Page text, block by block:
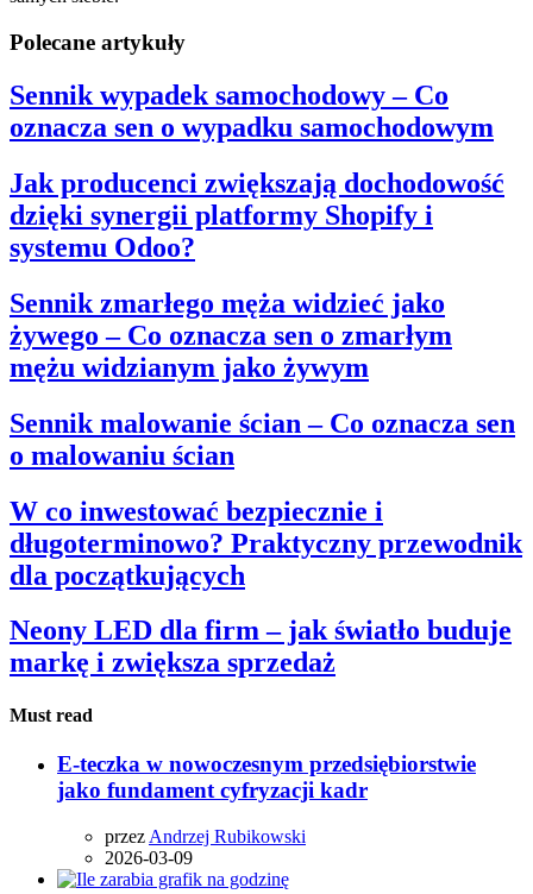
Polecane artykuły
Sennik wypadek samochodowy – Co
oznacza sen o wypadku samochodowym
Jak producenci zwiększają dochodowość
dzięki synergii platformy Shopify i
systemu Odoo?
Sennik zmarłego męża widzieć jako
żywego – Co oznacza sen o zmarłym
mężu widzianym jako żywym
Sennik malowanie ścian – Co oznacza sen
o malowaniu ścian
W co inwestować bezpiecznie i
długoterminowo? Praktyczny przewodnik
dla początkujących
Neony LED dla firm – jak światło buduje
markę i zwiększa sprzedaż
Must read
E-teczka w nowoczesnym przedsiębiorstwie
jako fundament cyfryzacji kadr
przez Andrzej Rubikowski
2026-03-09